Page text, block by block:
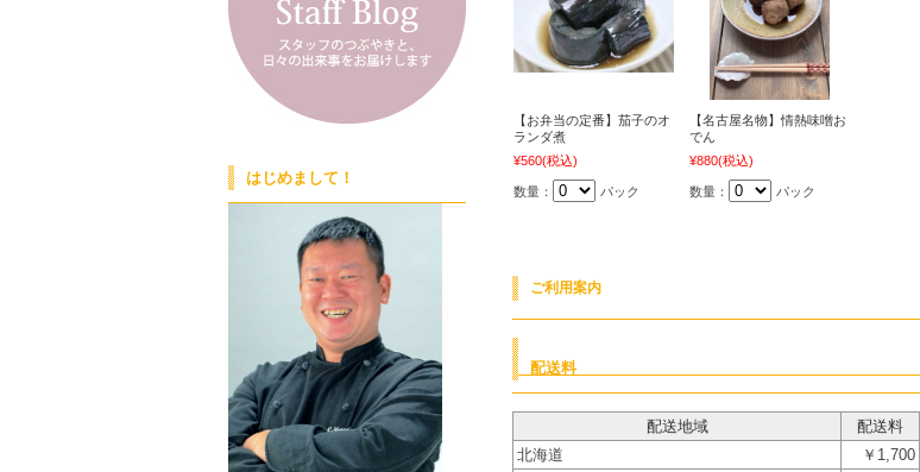
【お弁当の定番】茄子のオ
ランダ煮
¥560(税込)
数量： パック
【名古屋名物】情熱味噌お
でん
¥880(税込)
数量： パック
ご利用案内
配送料
配送地域
配送料
北海道
￥1,700
はじめまして！